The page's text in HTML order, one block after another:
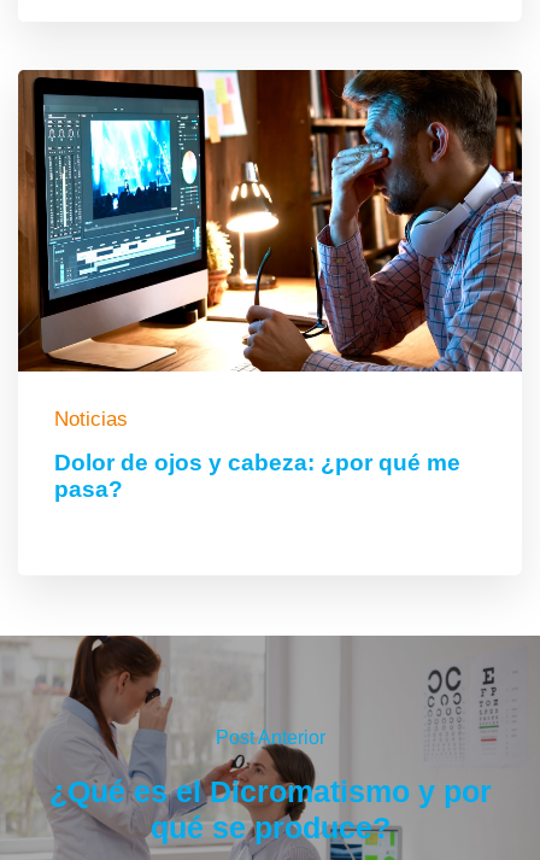
Noticias
Dolor de ojos y cabeza: ¿por qué me
pasa?
Post Anterior
¿Qué es el Dicromatismo y por
qué se produce?